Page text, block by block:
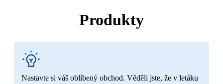
Produkty
Nastavte si váš oblíbený obchod. Věděli jste, že v letáku